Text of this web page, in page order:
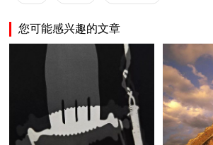
您可能感兴趣的文章